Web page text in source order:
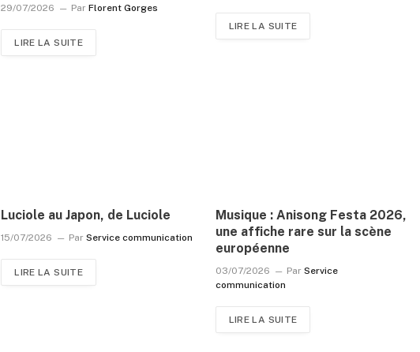
29/07/2026 Par Florent Gorges
LIRE LA SUITE
LIRE LA SUITE
Luciole au Japon, de Luciole
15/07/2026 Par Service communication
LIRE LA SUITE
Musique : Anisong Festa 2026,
une affiche rare sur la scène
européenne
03/07/2026 Par Service
communication
LIRE LA SUITE